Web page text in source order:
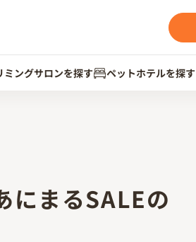
ミングサロンを探す ペットホテルを探す
るSALEの